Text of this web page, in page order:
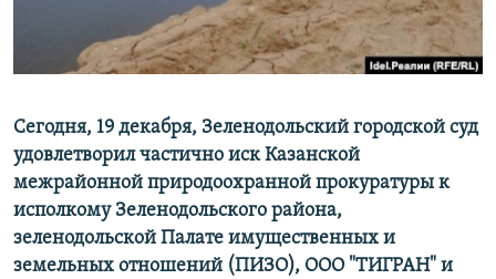
Все сайты РСЕ/РС
Сегодня, 19 декабря, Зеленодольский городской суд
удовлетворил частично иск Казанской
межрайонной природоохранной прокуратуры к
исполкому Зеленодольского района,
зеленодольской Палате имущественных и
земельных отношений (ПИЗО), ООО "ТИГРАН" и